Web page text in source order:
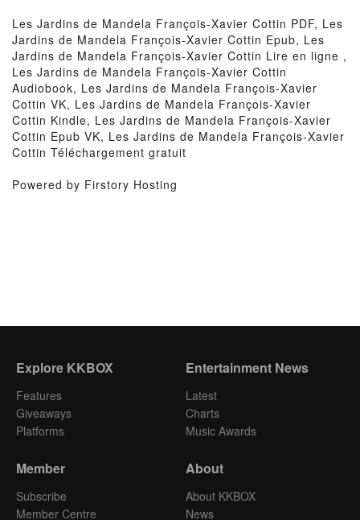
Les Jardins de Mandela François-Xavier Cottin PDF, Les
Jardins de Mandela François-Xavier Cottin Epub, Les
Jardins de Mandela François-Xavier Cottin Lire en ligne ,
Les Jardins de Mandela François-Xavier Cottin
Audiobook, Les Jardins de Mandela François-Xavier
Cottin VK, Les Jardins de Mandela François-Xavier
Cottin Kindle, Les Jardins de Mandela François-Xavier
Cottin Epub VK, Les Jardins de Mandela François-Xavier
Cottin Téléchargement gratuit
Powered by Firstory Hosting
Explore KKBOX
Features
Giveaways
Platforms
Entertainment News
Latest
Charts
Music Awards
Member
Subscribe
Member Centre
About
About KKBOX
News